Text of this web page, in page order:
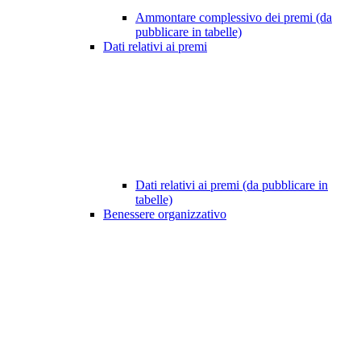
Ammontare complessivo dei premi (da
pubblicare in tabelle)
Dati relativi ai premi
Dati relativi ai premi (da pubblicare in
tabelle)
Benessere organizzativo